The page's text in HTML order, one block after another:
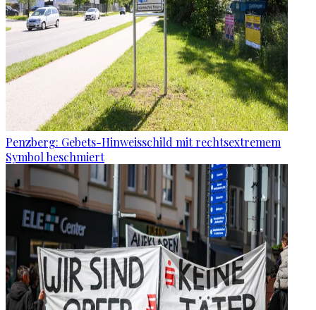
Penzberg: Gebets-Hinweisschild mit rechtsextremem
Symbol beschmiert